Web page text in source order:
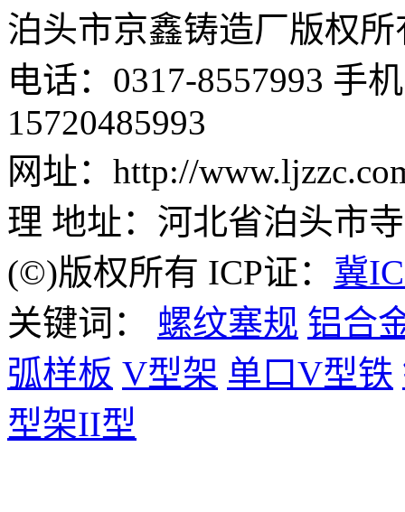
泊头市京鑫铸造厂版权所
电话：0317-8557993 手
15720485993
网址：http://
理 地址：河北省泊头市
(©)版权所有 ICP证： 冀
关键词： 螺纹塞规 铝合
弧样板 V型架 单口V型铁
型架II型